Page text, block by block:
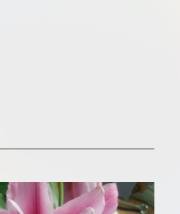
会社概要
FLORE
STORY
Gallery